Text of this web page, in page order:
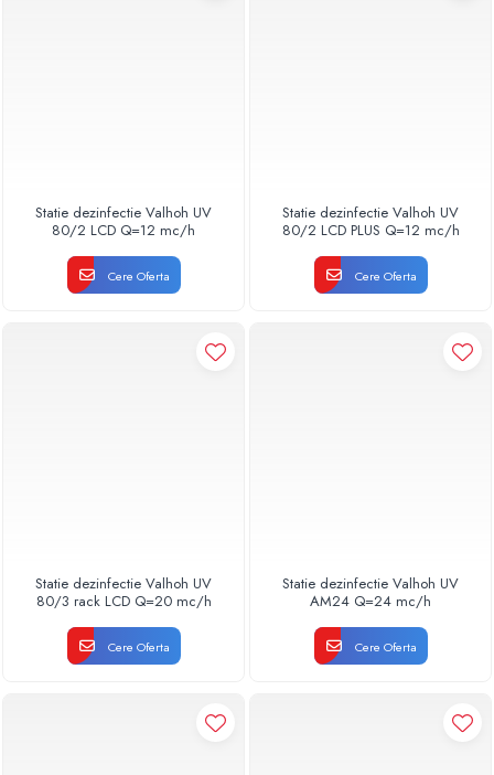
Statie dezinfectie Valhoh UV
80/2 LCD Q=12 mc/h
Cere Oferta
Statie dezinfectie Valhoh UV
80/2 LCD PLUS Q=12 mc/h
Cere Oferta
Statie dezinfectie Valhoh UV
80/3 rack LCD Q=20 mc/h
Cere Oferta
Statie dezinfectie Valhoh UV
AM24 Q=24 mc/h
Cere Oferta